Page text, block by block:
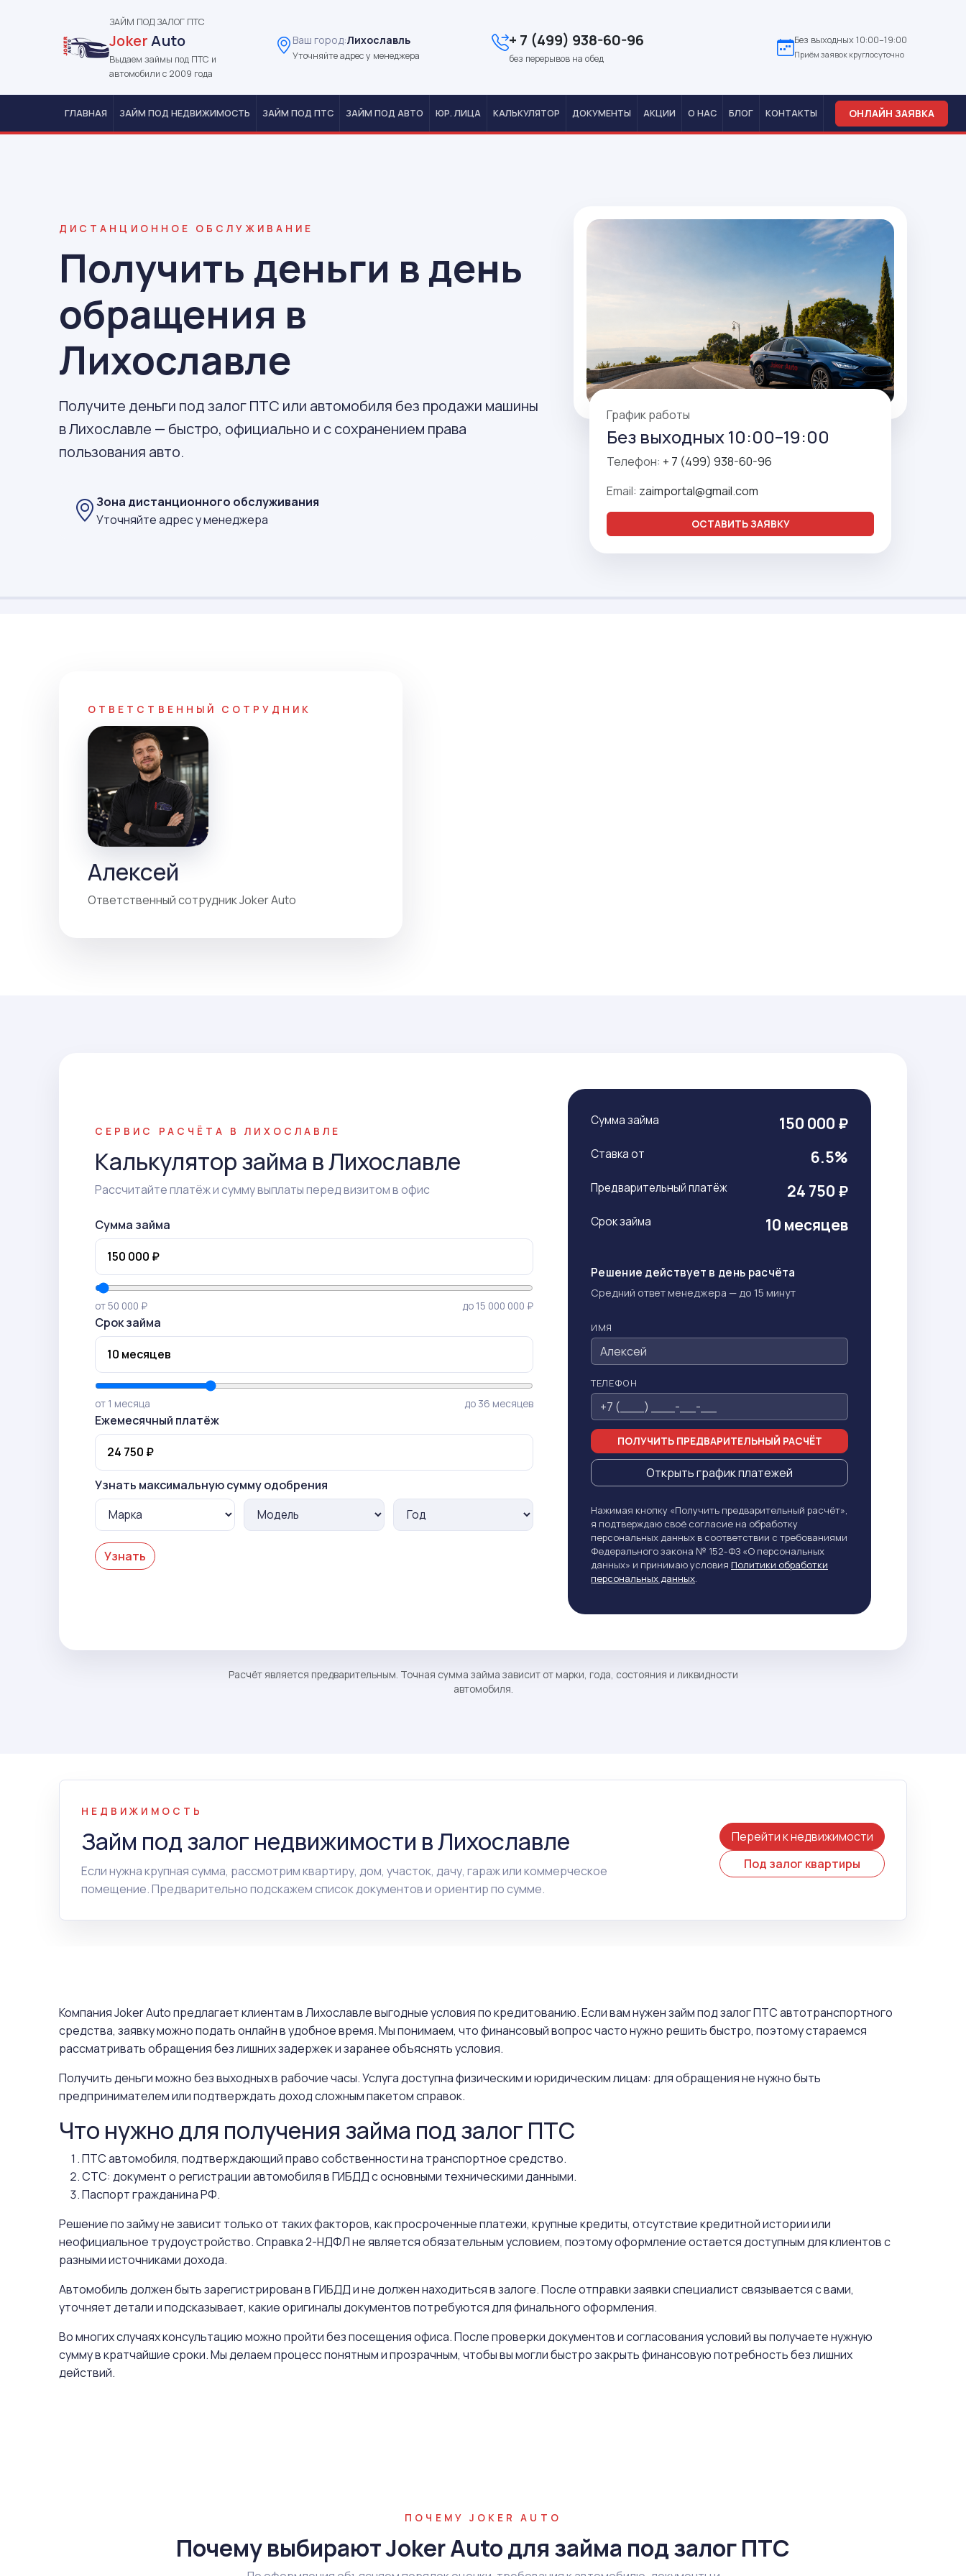
ЗАЙМ ПОД ЗАЛОГ ПТС
JokerAuto
Выдаем займы под ПТС и
автомобили с 2009 года
Ваш город:Лихославль
Уточняйте адрес у менеджера
+ 7 (499) 938-60-96
без перерывов на обед
Без выходных 10:00–19:00
Приём заявок круглосуточно
ГЛАВНАЯ ЗАЙМ ПОД НЕДВИЖИМОСТЬ ЗАЙМ ПОД ПТС ЗАЙМ ПОД АВТО ЮР. ЛИЦА КАЛЬКУЛЯТОР ДОКУМЕНТЫ АКЦИИ О НАС БЛОГ КОНТАКТЫ ОНЛАЙН ЗАЯВКА
ДИСТАНЦИОННОЕ ОБСЛУЖИВАНИЕ
Получить деньги в день
обращения в
Лихославле
Получите деньги под залог ПТС или автомобиля без продажи машины
в Лихославле — быстро, официально и с сохранением права
пользования авто.
Зона дистанционного обслуживания
Уточняйте адрес у менеджера
График работы
Без выходных 10:00–19:00
Телефон: + 7 (499) 938-60-96
Email: zaimportal@gmail.com
ОСТАВИТЬ ЗАЯВКУ
ОТВЕТСТВЕННЫЙ СОТРУДНИК
Алексей
Ответственный сотрудник Joker Auto
СЕРВИС РАСЧЁТА В ЛИХОСЛАВЛЕ
Калькулятор займа в Лихославле
Рассчитайте платёж и сумму выплаты перед визитом в офис
Сумма займа
от 50 000 ₽ до 15 000 000 ₽
Срок займа
от 1 месяца до 36 месяцев
Ежемесячный платёж
Узнать максимальную сумму одобрения
Узнать
Сумма займа 150 000 ₽
Ставка от 6.5%
Предварительный платёж 24 750 ₽
Срок займа 10 месяцев
Решение действует в день расчёта
Средний ответ менеджера — до 15 минут
ИМЯ
ТЕЛЕФОН
ПОЛУЧИТЬ ПРЕДВАРИТЕЛЬНЫЙ РАСЧЁТ
Открыть график платежей
Нажимая кнопку «Получить предварительный расчёт»,
я подтверждаю своё согласие на обработку
персональных данных в соответствии с требованиями
Федерального закона № 152-ФЗ «О персональных
данных» и принимаю условия Политики обработки
персональных данных.
Расчёт является предварительным. Точная сумма займа зависит от марки, года, состояния и ликвидности
автомобиля.
НЕДВИЖИМОСТЬ
Займ под залог недвижимости в Лихославле
Если нужна крупная сумма, рассмотрим квартиру, дом, участок, дачу, гараж или коммерческое
помещение. Предварительно подскажем список документов и ориентир по сумме.
Перейти к недвижимости
Под залог квартиры
Компания Joker Auto предлагает клиентам в Лихославле выгодные условия по кредитованию. Если вам нужен займ под залог ПТС автотранспортного
средства, заявку можно подать онлайн в удобное время. Мы понимаем, что финансовый вопрос часто нужно решить быстро, поэтому стараемся
рассматривать обращения без лишних задержек и заранее объяснять условия.
Получить деньги можно без выходных в рабочие часы. Услуга доступна физическим и юридическим лицам: для обращения не нужно быть
предпринимателем или подтверждать доход сложным пакетом справок.
Что нужно для получения займа под залог ПТС
ПТС автомобиля, подтверждающий право собственности на транспортное средство.
СТС: документ о регистрации автомобиля в ГИБДД с основными техническими данными.
Паспорт гражданина РФ.
Решение по займу не зависит только от таких факторов, как просроченные платежи, крупные кредиты, отсутствие кредитной истории или
неофициальное трудоустройство. Справка 2-НДФЛ не является обязательным условием, поэтому оформление остается доступным для клиентов с
разными источниками дохода.
Автомобиль должен быть зарегистрирован в ГИБДД и не должен находиться в залоге. После отправки заявки специалист связывается с вами,
уточняет детали и подсказывает, какие оригиналы документов потребуются для финального оформления.
Во многих случаях консультацию можно пройти без посещения офиса. После проверки документов и согласования условий вы получаете нужную
сумму в кратчайшие сроки. Мы делаем процесс понятным и прозрачным, чтобы вы могли быстро закрыть финансовую потребность без лишних
действий.
ПОЧЕМУ JOKER AUTO
Почему выбирают Joker Auto для займа под залог ПТС